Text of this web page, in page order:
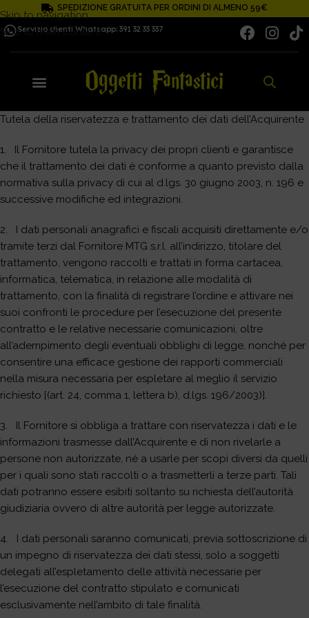
Skip to navigation
Skip to main content
SPEDIZIONE GRATUITA PER ORDINI DI ALMENO 59€
Servizio clienti Whatsapp: 391 32 33 337
Tutela della riservatezza e trattamento dei dati dell’Acquirente
1. Il Fornitore tutela la privacy dei propri clienti e garantisce
che il trattamento dei dati è conforme a quanto previsto dalla
normativa sulla privacy di cui al d.lgs. 30 giugno 2003, n. 196 e
successive modifiche ed integrazioni.
2. I dati personali anagrafici e fiscali acquisiti direttamente e/o
tramite terzi dal Fornitore MTG s.r.l. all’indirizzo, titolare del
trattamento, vengono raccolti e trattati in forma cartacea,
informatica, telematica, in relazione alle modalità di
trattamento, con la finalità di registrare l’ordine e attivare nei
suoi confronti le procedure per l’esecuzione del presente
contratto e le relative necessarie comunicazioni, oltre
all’adempimento degli eventuali obblighi di legge, nonché per
consentire una efficace gestione dei rapporti commerciali
nella misura necessaria per espletare al meglio il servizio
richiesto [(art. 24, comma 1, lettera b), d.lgs. 196/2003)].
3. Il Fornitore si obbliga a trattare con riservatezza i dati e le
informazioni trasmesse dall’Acquirente e di non rivelarle a
persone non autorizzate, né a usarle per scopi diversi da quelli
per i quali sono stati raccolti o a trasmetterli a terze parti. Tali
dati potranno essere esibiti soltanto su richiesta dell’autorità
giudiziaria ovvero di altre autorità per legge autorizzate.
4. I dati personali saranno comunicati, previa sottoscrizione di
un impegno di riservatezza dei dati stessi, solo a soggetti
delegati all’espletamento delle attività necessarie per
l’esecuzione del contratto stipulato e comunicati
esclusivamente nell’ambito di tale finalità.